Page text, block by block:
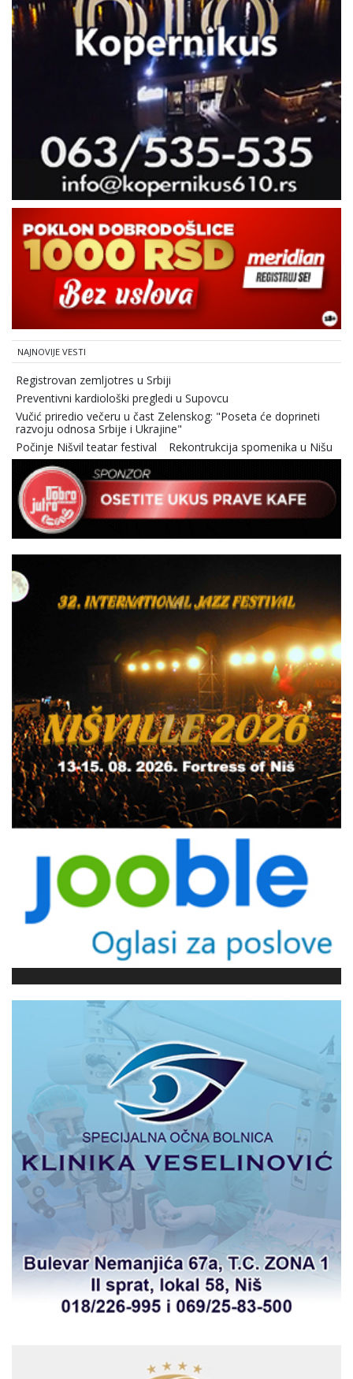
NAJNOVIJE VESTI
Registrovan zemljotres u Srbiji
Preventivni kardiološki pregledi u Supovcu
Vučić priredio večeru u čast Zelenskog: "Poseta će doprineti
razvoju odnosa Srbije i Ukrajine"
Počinje Nišvil teatar festival
Rekontrukcija spomenika u Nišu